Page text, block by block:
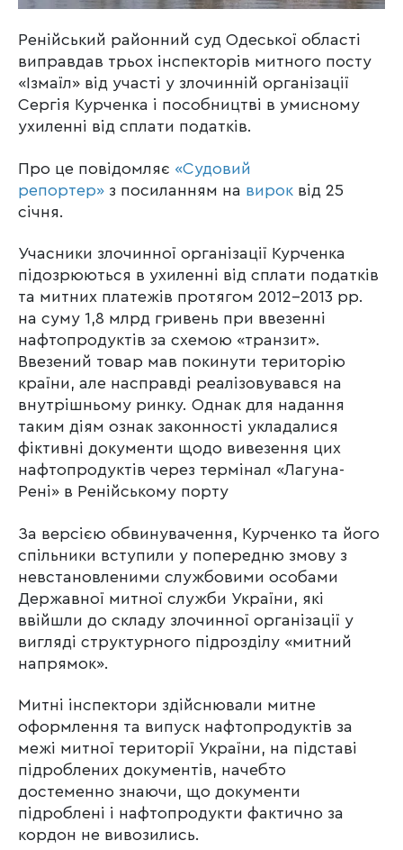
Ренійський районний суд Одеської області
виправдав трьох інспекторів митного посту
«Ізмаїл» від участі у злочинній організації
Сергія Курченка і пособництві в умисному
ухиленні від сплати податків.
Про це повідомляє «Судовий
репортер» з посиланням на вирок від 25
січня.
Учасники злочинної організації Курченка
підозрюються в ухиленні від сплати податків
та митних платежів протягом 2012-2013 рр.
на суму 1,8 млрд гривень при ввезенні
нафтопродуктів за схемою «транзит».
Ввезений товар мав покинути територію
країни, але насправді реалізовувався на
внутрішньому ринку. Однак для надання
таким діям ознак законності укладалися
фіктивні документи щодо вивезення цих
нафтопродуктів через термінал «Лагуна-
Рені» в Ренійському порту
За версією обвинувачення, Курченко та його
спільники вступили у попередню змову з
невстановленими службовими особами
Державної митної служби України, які
ввійшли до складу злочинної організації у
вигляді структурного підрозділу «митний
напрямок».
Митні інспектори здійснювали митне
оформлення та випуск нафтопродуктів за
межі митної території України, на підставі
підроблених документів, начебто
достеменно знаючи, що документи
підроблені і нафтопродукти фактично за
кордон не вивозились.